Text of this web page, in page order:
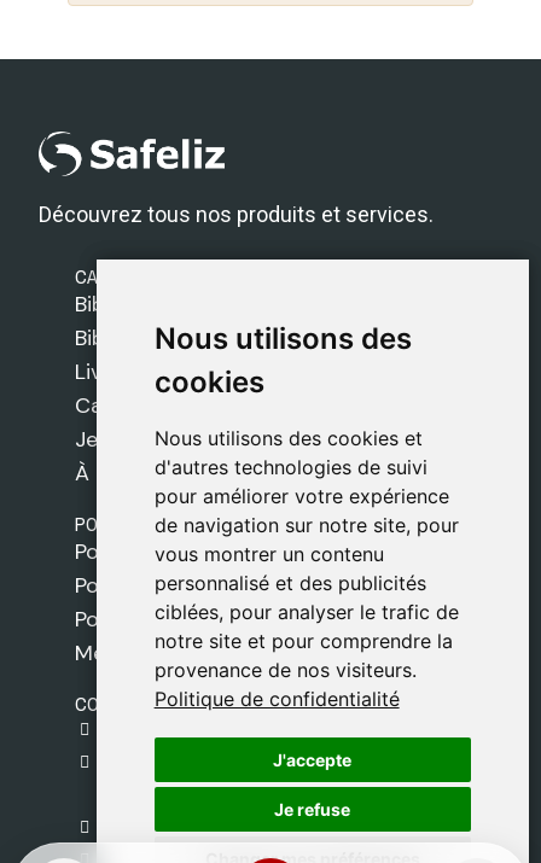
Nous utilisons des
cookies
Nous utilisons des cookies et
d'autres technologies de suivi
pour améliorer votre expérience
de navigation sur notre site, pour
vous montrer un contenu
personnalisé et des publicités
ciblées, pour analyser le trafic de
notre site et pour comprendre la
provenance de nos visiteurs.
Politique de confidentialité
J'accepte
Je refuse
Changer mes préférences
Nous utilisons des
cookies
Nous utilisons des cookies et
d'autres technologies de suivi
pour améliorer votre expérience
de navigation sur notre site, pour
vous montrer un contenu
personnalisé et des publicités
ciblées, pour analyser le trafic de
notre site et pour comprendre la
provenance de nos visiteurs.
Politique de confidentialité
J'accepte
Je refuse
Changer mes préférences
Découvrez tous nos produits et services.
CATÉGORIES
Bibles Safeliz
Bibles
Livres
Cadeaux
Jeux
À propos de nous
POLITIQUES
Politique de livraison
Politique de cookies
Politique de confidentialité
Mentions légales
CONTACT
C. del Pradillo, 6, 28770 Colmenar Viejo,
Madrid
+34 918 459 877